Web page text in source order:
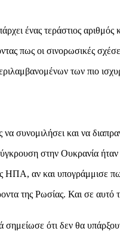
ένας τεράστιος
πως οι σινορωσικές
των πιο
συνομιλήσει και να
στην Ουκρανία
αν και υπογράμμισε
της Ρωσίας. Και σε αυτό
σημείωσε ότι δεν θα